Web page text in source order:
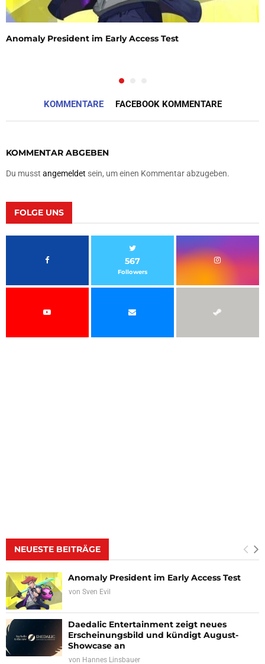
Anomaly President im Early Access Test
KOMMENTARE FACEBOOK KOMMENTARE
KOMMENTAR ABGEBEN
Du musst angemeldet sein, um einen Kommentar abzugeben.
FOLGE UNS
567
Followers
NEUESTE BEITRÄGE
Anomaly President im Early Access Test
von Sven Evil
Daedalic Entertainment zeigt neues
Erscheinungsbild und kündigt August-
Showcase an
von Hannes Linsbauer